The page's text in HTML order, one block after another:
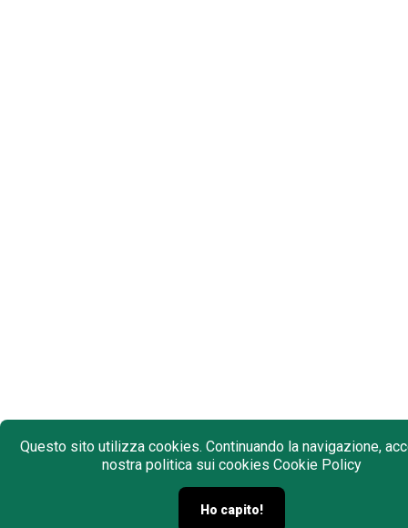
Questo sito utilizza cookies. Continuando la navigazione,
nostra politica sui cookies Cookie Policy
Ho capito!